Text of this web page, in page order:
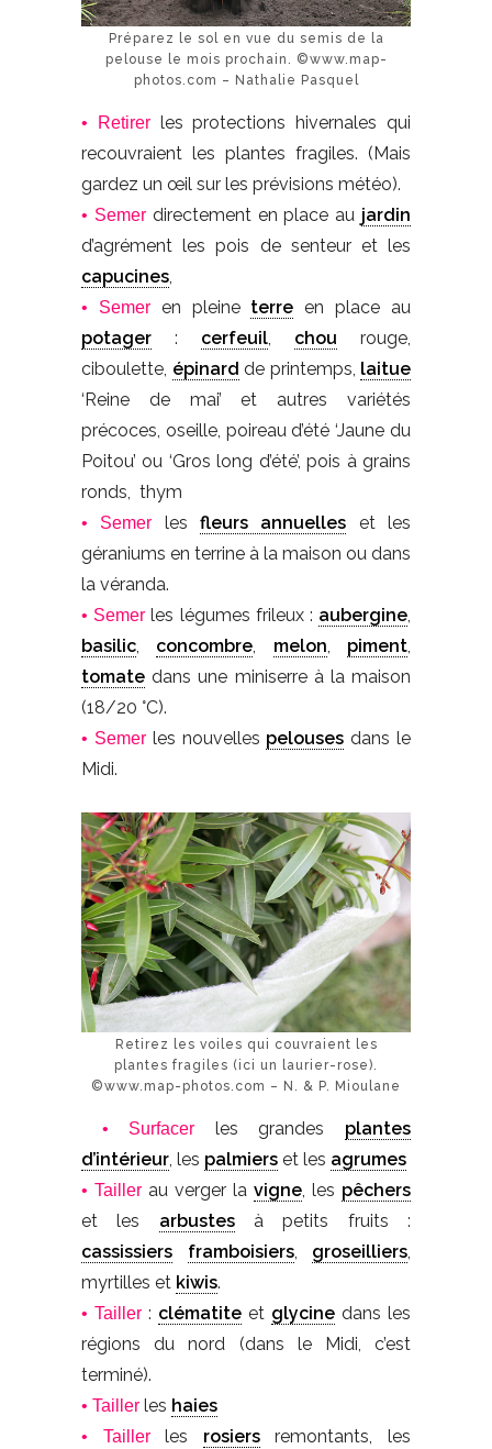
Préparez le sol en vue du semis de la
pelouse le mois prochain. ©www.map-
photos.com – Nathalie Pasquel
• Retirerles protections hivernales qui
recouvraient les plantes fragiles. (Mais
gardez un œil sur les prévisions météo).
• Semerdirectement en place au jardin
d’agrément les pois de senteur et les
capucines,
• Semeren pleine terre en place au
potager : cerfeuil, chou rouge,
ciboulette, épinard de printemps, laitue
‘Reine de mai’ et autres variétés
précoces, oseille, poireau d’été ‘Jaune du
Poitou’ ou ‘Gros long d’été’, pois à grains
ronds, thym
• Semer lesfleurs annuelles et les
géraniums en terrine à la maison ou dans
la véranda.
• Semer les légumes frileux : aubergine,
basilic, concombre, melon, piment,
tomate dans une miniserre à la maison
(18/20 °C).
• Semerles nouvelles pelouses dans le
Midi.
Retirez les voiles qui couvraient les
plantes fragiles (ici un laurier-rose).
©www.map-photos.com – N. & P. Mioulane
• Surfacer les grandes plantes
d’intérieur, les palmiers et les agrumes
• Tailler au verger la vigne, les pêchers
et les arbustesà petits fruits :
cassissiers
framboisiers, groseilliers,
myrtilles et kiwis.
• Tailler : clématite et glycine dans les
régions du nord (dans le Midi, c’est
terminé).
• Tailler les haies
• Taillerles rosiersremontants, les